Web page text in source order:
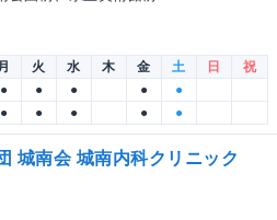
火 水 木 金 土 日
祝
● ● ● ●
●
● ● ● ● ●
城南会 城南内科クリニック